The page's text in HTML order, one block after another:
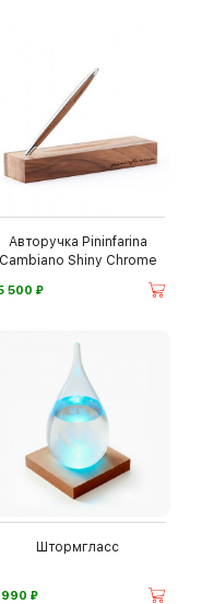
Авторучка Pininfarina
Cambiano Shiny Chrome
500 ⃏
Штормгласс
990 ⃏